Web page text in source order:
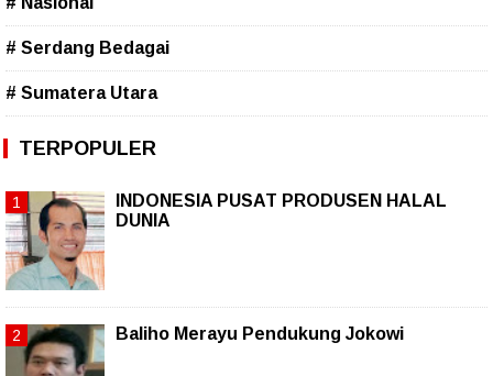
# Serdang Bedagai
# Sumatera Utara
TERPOPULER
INDONESIA PUSAT PRODUSEN HALAL
DUNIA
Baliho Merayu Pendukung Jokowi